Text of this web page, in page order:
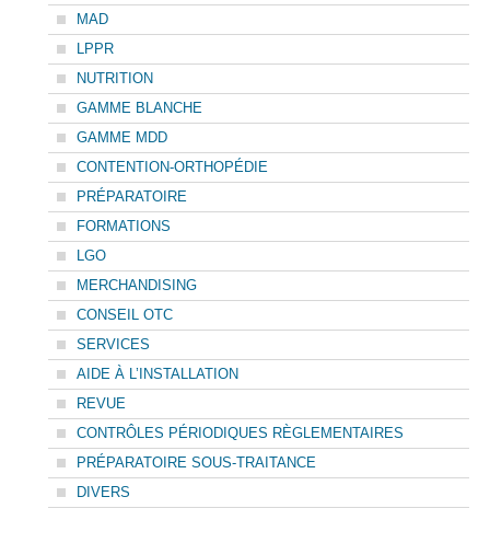
MAD
LPPR
NUTRITION
GAMME BLANCHE
GAMME MDD
CONTENTION-ORTHOPÉDIE
PRÉPARATOIRE
FORMATIONS
LGO
MERCHANDISING
CONSEIL OTC
SERVICES
AIDE À L’INSTALLATION
REVUE
CONTRÔLES PÉRIODIQUES RÈGLEMENTAIRES
PRÉPARATOIRE SOUS-TRAITANCE
DIVERS